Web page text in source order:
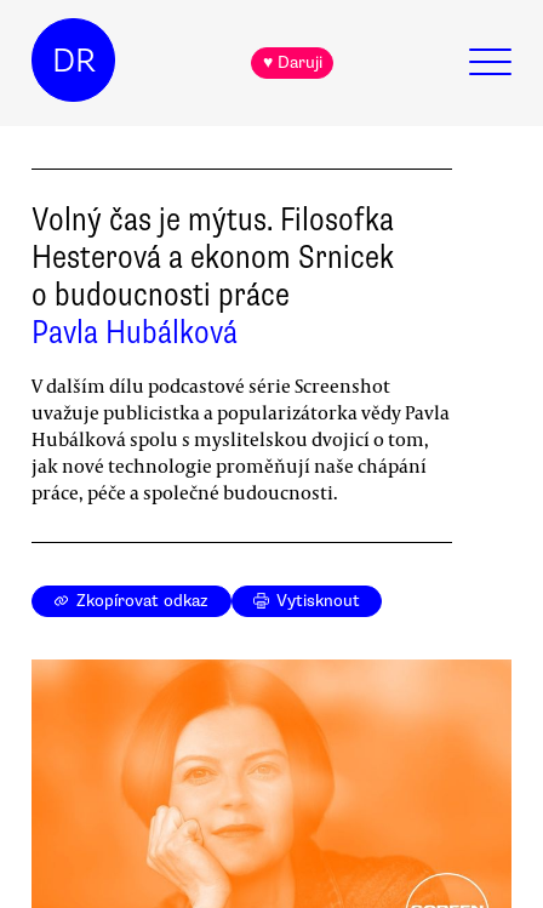
DR ♥ Daruji
Volný čas je mýtus. Filosofka
Hesterová a ekonom Srnicek
o budoucnosti práce
Pavla Hubálková
V dalším dílu podcastové série Screenshot
uvažuje publicistka a popularizátorka vědy Pavla
Hubálková spolu s myslitelskou dvojicí o tom,
jak nové technologie proměňují naše chápání
práce, péče a společné budoucnosti.
Zkopírovat odkaz Vytisknout